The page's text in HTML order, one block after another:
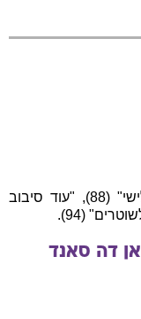
"הנוסע השמיני" (80), "אהבה ממבט שלישי" (88), "עוד סיבוב
ואן דה סאנד